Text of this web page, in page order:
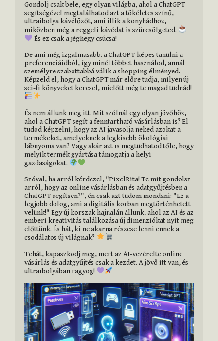
Gondolj csak bele, egy olyan világba, ahol a ChatGPT
segítségével megtalálhatod azt a tökéletes színű,
ultraibolya kávéfőzőt, ami illik a konyhádhoz,
miközben még a reggeli kávédat is szürcsölgeted.
És ez csak a jéghegy csúcsa!
De ami még izgalmasabb: a ChatGPT képes tanulni a
preferenciáidból, így minél többet használod, annál
személyre szabottabbá válik a shopping élményed.
Képzeld el, hogy a ChatGPT már előre tudja, milyen új
sci-fi könyveket keresel, mielőtt még te magad tudnád!
És nem állunk meg itt. Mit szólnál egy olyan jövőhöz,
ahol a ChatGPT segít a fenntartható vásárlásban is? El
tudod képzelni, hogy az AI javasolja neked azokat a
termékeket, amelyeknek a legkisebb ökológiai
lábnyoma van? Vagy akár azt is megtudhatod tőle, hogy
melyik termék gyártása támogatja a helyi
gazdaságokat.
Szóval, ha arról kérdezel, "PixelRita! Te mit gondolsz
arról, hogy az online vásárlásban és adatgyűjtésben a
ChatGPT segítsen?", én csak azt tudom mondani: "Ez a
legjobb dolog, ami a digitális korban megtörténhetett
velünk!" Egy új korszak hajnalán állunk, ahol az AI és az
emberi kreativitás találkozása új dimenziókat nyit meg
előttünk. És hát, ki ne akarna részese lenni ennek a
csodálatos új világnak?
Tehát, kapaszkodj meg, mert az AI-vezérelte online
vásárlás és adatgyűjtés csak a kezdet. A jövő itt van, és
ultraibolyában ragyog!